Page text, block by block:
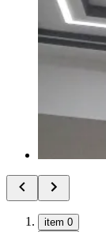
item 0